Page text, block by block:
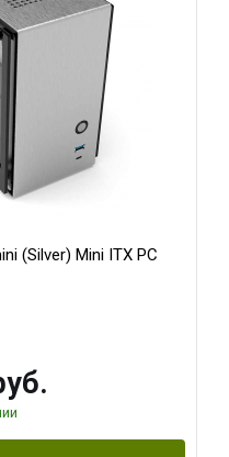
(Silver) Mini ITX PC